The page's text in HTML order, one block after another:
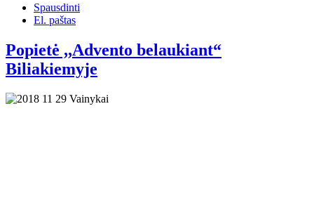
Spausdinti
El. paštas
Popietė ,,Advento belaukiant“
Biliakiemyje